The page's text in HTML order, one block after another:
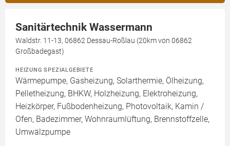
Sanitärtechnik Wassermann
Waldstr. 11-13, 06862 Dessau-Roßlau (20km von 06862
Großbadegast)
HEIZUNG SPEZIALGEBIETE
Wärmepumpe, Gasheizung, Solarthermie, Ölheizung,
Pelletheizung, BHKW, Holzheizung, Elektroheizung,
Heizkörper, Fußbodenheizung, Photovoltaik, Kamin /
Ofen, Badezimmer, Wohnraumlüftung, Brennstoffzelle,
Umwälzpumpe